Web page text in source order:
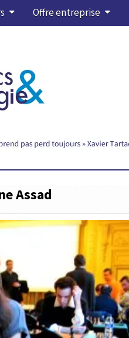
Offre entreprise
Assad